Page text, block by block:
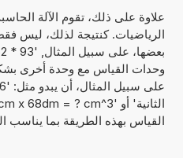
علاوة على ذلك، تقوم الآلة
الرياضيات. كنتيجة لذلك، ليس
وحدات القياس مع وحدة أخرى
القياس بهذه الطريقة بما يناسب